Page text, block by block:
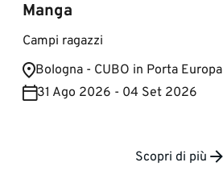
Manga
Campi ragazzi
Bologna - CUBO in Porta Europa
31 Ago 2026 - 04 Set 2026
Scopri di più